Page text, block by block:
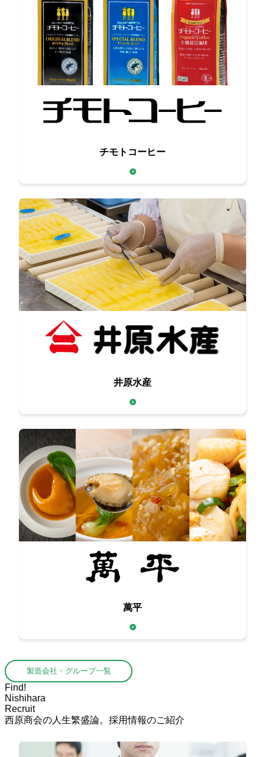
百年珈琲
～創業1927年の老舗珈琲メーカー～
チモトコーヒー
伝統を守りつつ、
時代のトレンドに合わせて進化し続けています。
井原水産
萬平
製造会社・グループ一覧
Find!
Nishihara
Recruit
西原商会の人生繁盛論。採用情報のご紹介